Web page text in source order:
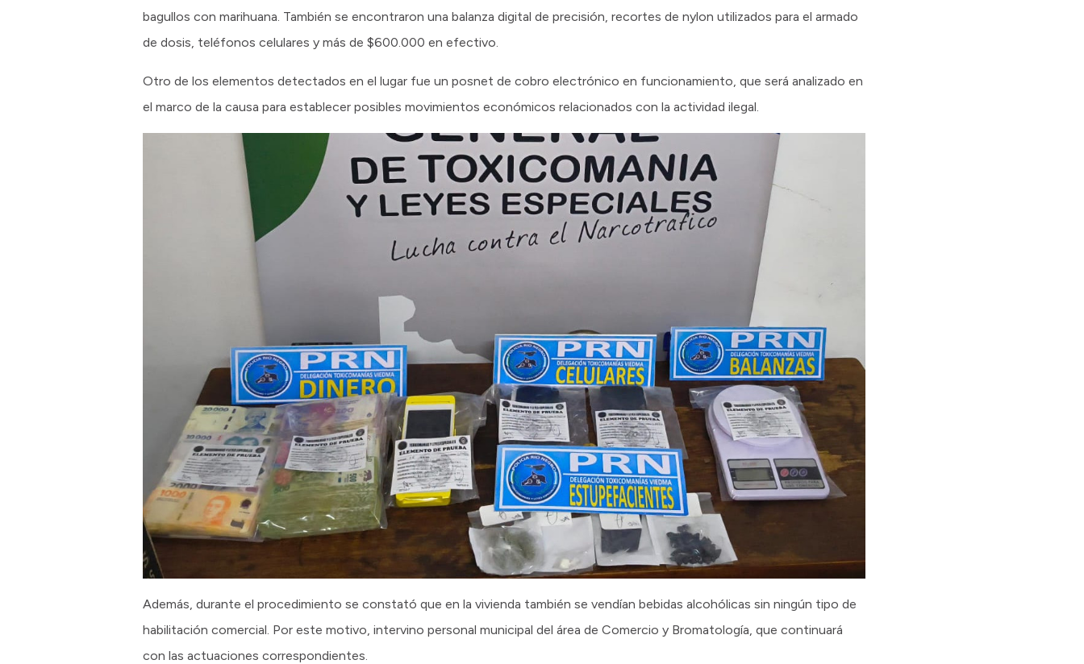
bagullos con marihuana. También se encontraron una balanza digital de precisión, recortes de nylon utilizados para el armado
de dosis, teléfonos celulares y más de $600.000 en efectivo.
Otro de los elementos detectados en el lugar fue un posnet de cobro electrónico en funcionamiento, que será analizado en
el marco de la causa para establecer posibles movimientos económicos relacionados con la actividad ilegal.
Además, durante el procedimiento se constató que en la vivienda también se vendían bebidas alcohólicas sin ningún tipo de
habilitación comercial. Por este motivo, intervino personal municipal del área de Comercio y Bromatología, que continuará
con las actuaciones correspondientes.